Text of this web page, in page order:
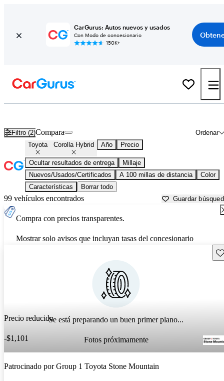
CarGurus: Autos nuevos y usados
Con Modo de concesionario
150K+
Filtro (2) Ordenar
Compara
Toyota Corolla Hybrid Año Precio
Ocultar resultados de entrega
Millaje
Nuevos/Usados/Certificados
A 100 millas de distancia
Color
Características
Borrar todo
99 vehículos encontrados Guardar
Compra con precios transparentes.
Mostrar solo avisos que incluyan tasas del concesionario
Se está preparando un buen primer plano...
Fotos próximamente
Precio reducido
-$1,101
Patrocinado porGroup 1 Toyota Stone Mountain